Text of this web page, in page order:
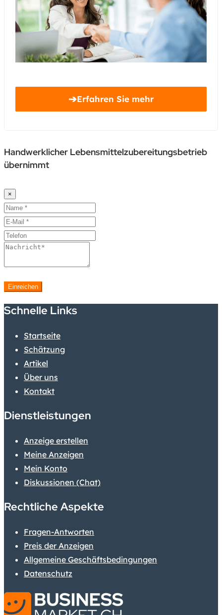
➔Erfahren Sie mehr
Handwerklicher Lebensmittelzubereitungsbetrieb
übernimmt
×
Einreichen
Schnelle Links
Startseite
Schätzung
Artikel
Über uns
Kontakt
Dienstleistungen
Anzeige erstellen
Meine Anzeigen
Mein Konto
Diskussionen (Chat)
Rechtliche Aspekte
Fragen-Antworten
Preis der Anzeigen
Allgemeine Geschäftsbedingungen
Datenschutz